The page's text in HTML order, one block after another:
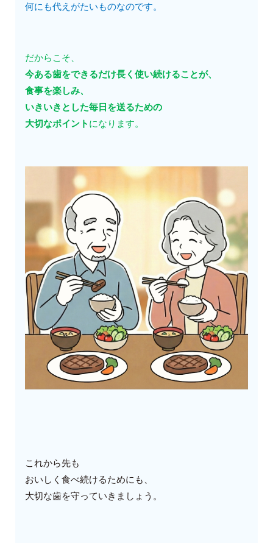
何にも代えがたいものなのです。
だからこそ、
今ある歯をできるだけ長く使い続けることが、
食事を楽しみ、
いきいきとした毎日を送るための
大切なポイント になります。
これから先も
おいしく食べ続けるためにも、
大切な歯を守っていきましょう。